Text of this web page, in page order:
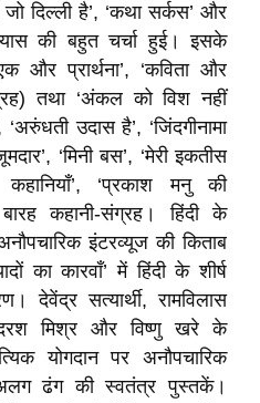
दिल्ली है’, ‘कथा सर्कस’ और
की बहुत चर्चा हुई। इसके
और प्रार्थना’, ‘कविता और
तथा ‘अंकल को विश नहीं
उदास है’, ‘जिंदगीनामा
‘मिनी बस’, ‘मेरी इकतीस
कहानियाँ’, ‘प्रकाश मनु की
कहानी-संग्रह। हिंदी के
इंटरव्यूज की किताब
का कारवाँ’ में हिंदी के शीर्ष
देवेंद्र सत्यार्थी, रामविलास
मिश्र और विष्णु खरे के
योगदान पर अनौपचारिक
ढंग की स्वतंत्र पुस्तकें।